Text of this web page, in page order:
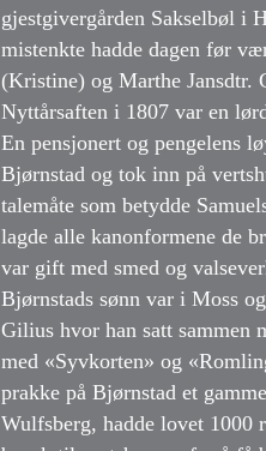
gjestgivergården Sakselbøl i
mistenkte hadde dagen før
(Kristine) og Marthe Jansdtr.
Nyttårsaften i 1807 var en
En pensjonert og pengelens
Bjørnstad og tok inn på
talemåte som betydde
lagde alle kanonformene de
var gift med smed og
Bjørnstads sønn var i Moss
Gilius hvor han satt sammen
med «Syvkorten» og
prakke på Bjørnstad et
Wulfsberg, hadde lovet 1000